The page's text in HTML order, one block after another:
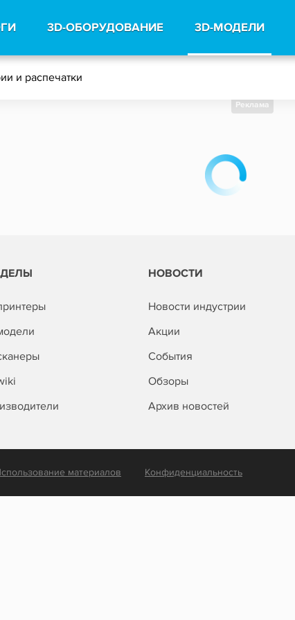
3D-ОБОРУДОВАНИЕ 3D-МОДЕЛИ
и распечатки
Реклама
НОВОСТИ
Новости индустрии
Акции
События
Обзоры
Архив новостей
материалов Конфиденциальность